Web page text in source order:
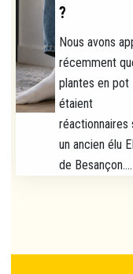
?
Nous avons
récemment
plantes en pot
étaient
réactionnaires
un ancien élu
de Besançon....